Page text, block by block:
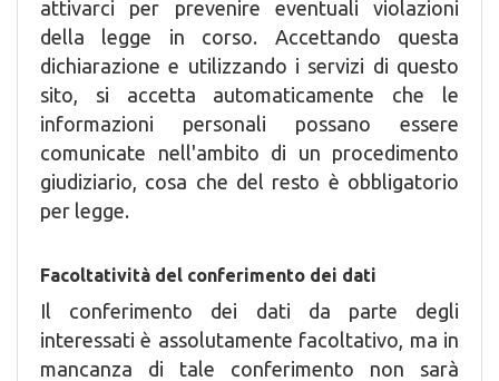
attivarci per prevenire eventuali violazioni
della legge in corso. Accettando questa
dichiarazione e utilizzando i servizi di questo
sito, si accetta automaticamente che le
informazioni personali possano essere
comunicate nell'ambito di un procedimento
giudiziario, cosa che del resto è obbligatorio
per legge.
Facoltatività del conferimento dei dati
Il conferimento dei dati da parte degli
interessati è assolutamente facoltativo, ma in
mancanza di tale conferimento non sarà